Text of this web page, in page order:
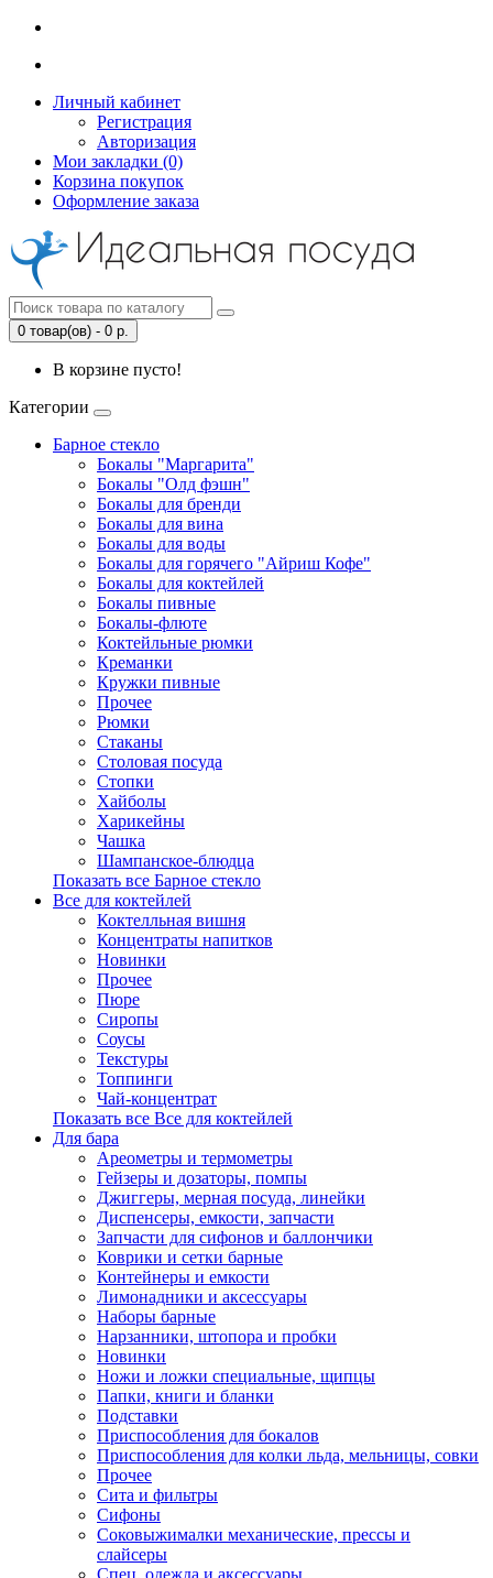
Личный кабинет
Регистрация
Авторизация
Мои закладки (0)
Корзина покупок
Оформление заказа
0 товар(ов) - 0 р.
В корзине пусто!
Категории
Барное стекло
Бокалы "Маргарита"
Бокалы "Олд фэшн"
Бокалы для бренди
Бокалы для вина
Бокалы для воды
Бокалы для горячего "Айриш Кофе"
Бокалы для коктейлей
Бокалы пивные
Бокалы-флюте
Коктейльные рюмки
Креманки
Кружки пивные
Прочее
Рюмки
Стаканы
Столовая посуда
Стопки
Хайболы
Харикейны
Чашка
Шампанское-блюдца
Показать все Барное стекло
Все для коктейлей
Коктелльная вишня
Концентраты напитков
Новинки
Прочее
Пюре
Сиропы
Соусы
Текстуры
Топпинги
Чай-концентрат
Показать все Все для коктейлей
Для бара
Ареометры и термометры
Гейзеры и дозаторы, помпы
Джиггеры, мерная посуда, линейки
Диспенсеры, емкости, запчасти
Запчасти для сифонов и баллончики
Коврики и сетки барные
Контейнеры и емкости
Лимонадники и аксессуары
Наборы барные
Нарзанники, штопора и пробки
Новинки
Ножи и ложки специальные, щипцы
Папки, книги и бланки
Подставки
Приспособления для бокалов
Приспособления для колки льда, мельницы, совки
Прочее
Сита и фильтры
Сифоны
Соковыжималки механические, прессы и
слайсеры
Спец. одежда и аксессуары